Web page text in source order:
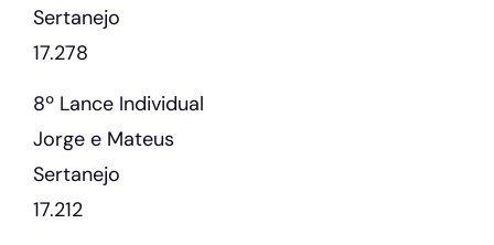
Sertanejo
17.278
8º Lance Individual
Jorge e Mateus
Sertanejo
17.212